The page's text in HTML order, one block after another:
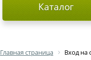
Каталог
Главная страница Вход на